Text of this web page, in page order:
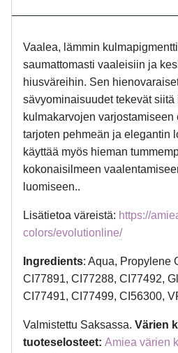
Vaalea, lämmin
saumattomasti vaaleisiin ja
hiusväreihin. Sen
sävyominaisuudet tekevät
kulmakarvojen varjostamiseen
tarjoten pehmeän ja elegantin
käyttää myös hieman
kokonaisilmeen
luomiseen..
Lisätietoa väreistä: https://
colors/evolutionline/
Ingredients: Aqua, Propylene
CI77891, CI77288, CI77492,
CI77491, CI77499, CI56300,
Valmistettu Saksassa. Värien
tuoteselosteet: Amiea värien